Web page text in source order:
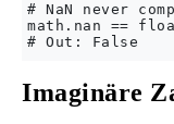
# NaN never
math.nan ==
Imaginäre